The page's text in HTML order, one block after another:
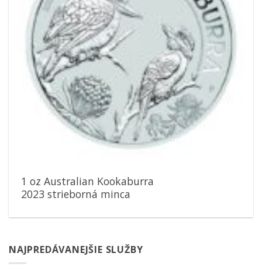
1 oz Australian Kookaburra
2023 strieborná minca
NAJPREDÁVANEJŠIE SLUŽBY